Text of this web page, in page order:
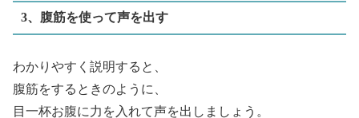
3、腹筋を使って声を出す
わかりやすく説明すると、
腹筋をするときのように、
目一杯お腹に力を入れて声を出しましょう。